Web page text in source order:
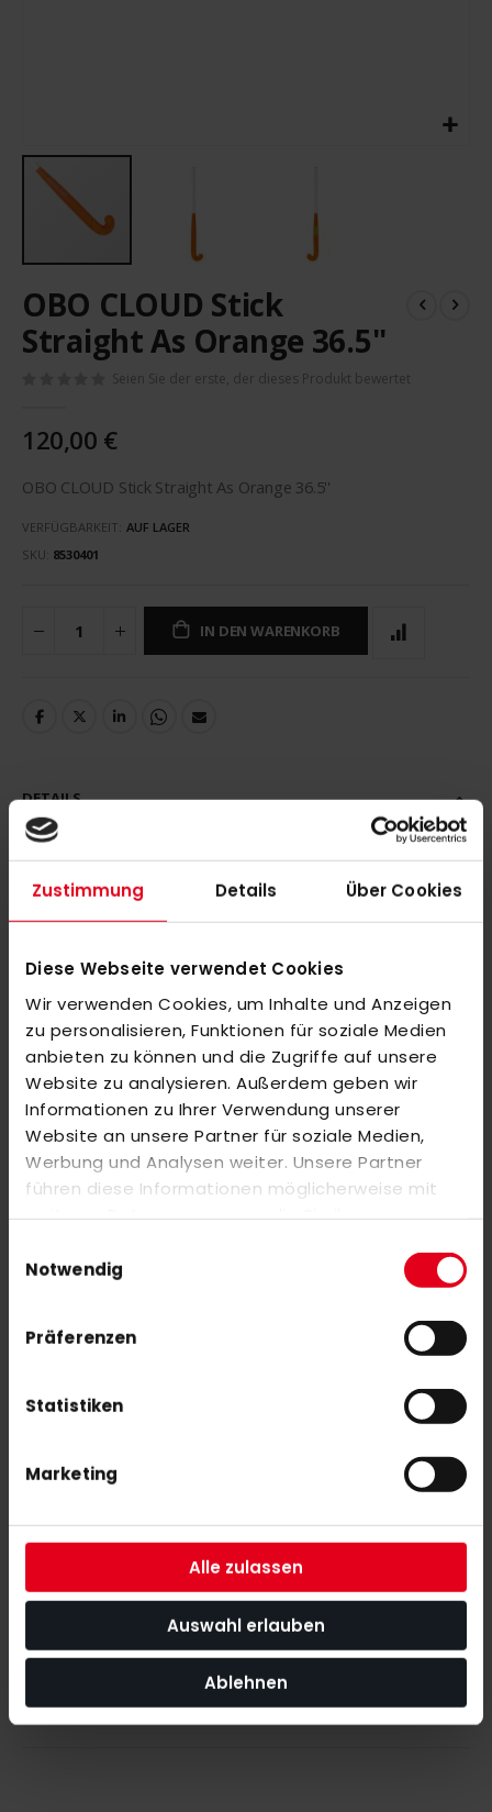
Zustimmung Details Über Cookies
Diese Webseite verwendet Cookies
Wir verwenden Cookies, um Inhalte und Anzeigen
zu personalisieren, Funktionen für soziale Medien
anbieten zu können und die Zugriffe auf unsere
Website zu analysieren. Außerdem geben wir
Informationen zu Ihrer Verwendung unserer
Website an unsere Partner für soziale Medien,
Werbung und Analysen weiter. Unsere Partner
führen diese Informationen möglicherweise mit
weiteren Daten zusammen, die Sie ihnen
Nutzung der Dienste gesammelt haben.
Notwendig
Präferenzen
Statistiken
Marketing
Alle zulassen
Auswahl erlauben
Ablehnen
Anfang
der
Bildergalerie
OBO CLOUD Stick
Straight As Orange 36.5''
Seien Sie der erste, der dieses Produkt bewertet
120,00 €
OBO CLOUD Stick Straight As Orange 36.5''
VERFÜGBARKEIT: AUF LAGER
SKU 8530401
IN DEN WARENKORB
DETAILS
BEWERTUNGEN
ÄHNLICHE PRODUKTE
Markieren Sie die Artikel, um Sie dem Warenkorb hinzuzufügen
oderAlle auswählen
25,00 €
OSAKA LOW BOW 70 - FUTURELAB TRANSFORMATIVE TEAL OUTDOOR 36.5
NEWSLETTER ANMELDUNG
Mit unserem Newsletter seid ihr immer auf den neuesten Stand
was News, Tipps und Rabattaktionen rund um unseren Shop
angeht.
ABONNIEREN